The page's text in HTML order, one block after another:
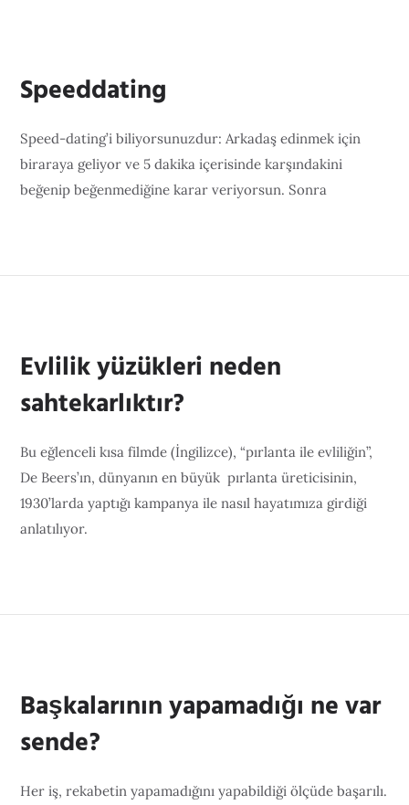
Speeddating
Speed-dating’i biliyorsunuzdur: Arkadaş edinmek için
biraraya geliyor ve 5 dakika içerisinde karşındakini
beğenip beğenmediğine karar veriyorsun. Sonra
Evlilik yüzükleri neden
sahtekarlıktır?
Bu eğlenceli kısa filmde (İngilizce), “pırlanta ile evliliğin”,
De Beers’ın, dünyanın en büyük pırlanta üreticisinin,
1930’larda yaptığı kampanya ile nasıl hayatımıza girdiği
anlatılıyor.
Başkalarının yapamadığı ne var
sende?
Her iş, rekabetin yapamadığını yapabildiği ölçüde başarılı.